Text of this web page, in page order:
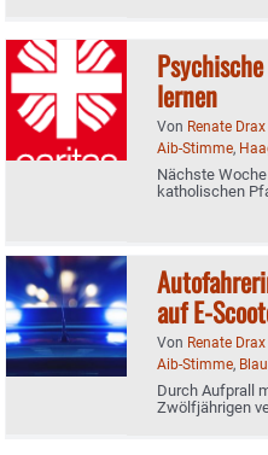
lernen
Von Renate Drax
Aib-Stimme,
Nächste
katholischen
auf E-
Von Renate Drax
Aib-Stimme,
Durch Aufprall
Zwölfjährigen